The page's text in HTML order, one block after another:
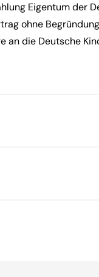
Eigentum der
ohne
die Deutsche